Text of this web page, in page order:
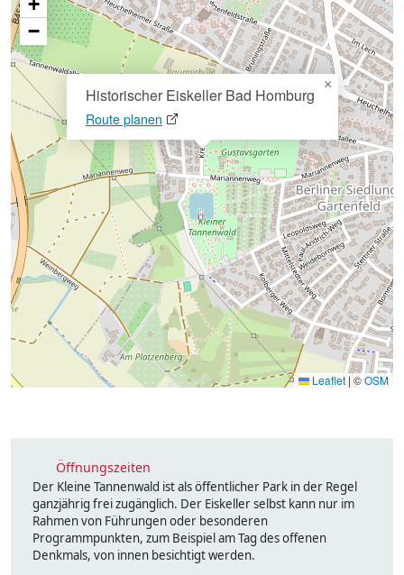
Historischer Eiskeller Bad Homburg
Route planen
×
−
Leaflet | ©OSM
Öffnungszeiten
Der Kleine Tannenwald ist als öffentlicher Park in der Regel
ganzjährig frei zugänglich. Der Eiskeller selbst kann nur im
Rahmen von Führungen oder besonderen
Programmpunkten, zum Beispiel am Tag des offenen
Denkmals, von innen besichtigt werden.